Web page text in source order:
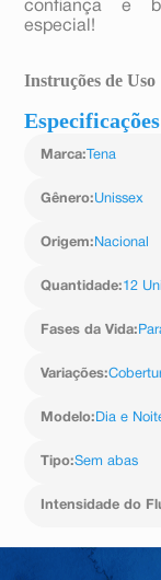
confiança e
especial!
Instruções de Uso
Retire a fita
corpo para
para manter a
Especificações
Marca: Tena
Gênero:Unissex
Origem: Nacional
Quantidade:12
Fases da Vida:
Variações:
Modelo: Dia e
Tipo:Sem abas
Intensidade do